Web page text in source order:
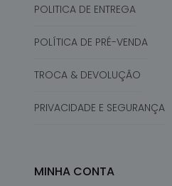
POLITICA DE ENTREGA
POLÍTICA DE PRÉ-VENDA
TROCA & DEVOLUÇÃO
PRIVACIDADE E SEGURANÇA
MINHA CONTA